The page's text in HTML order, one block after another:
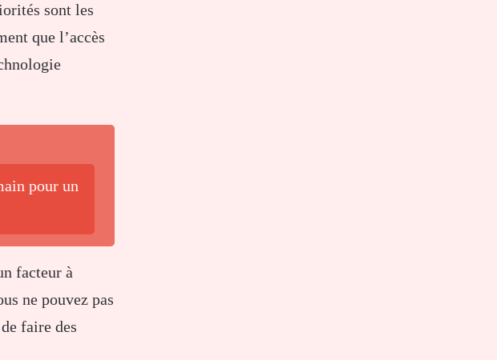
sont les
que l’accès
pour un
facteur à
ne pouvez pas
faire des